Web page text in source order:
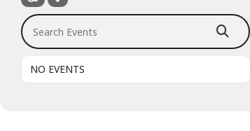
Search Events
NO EVENTS